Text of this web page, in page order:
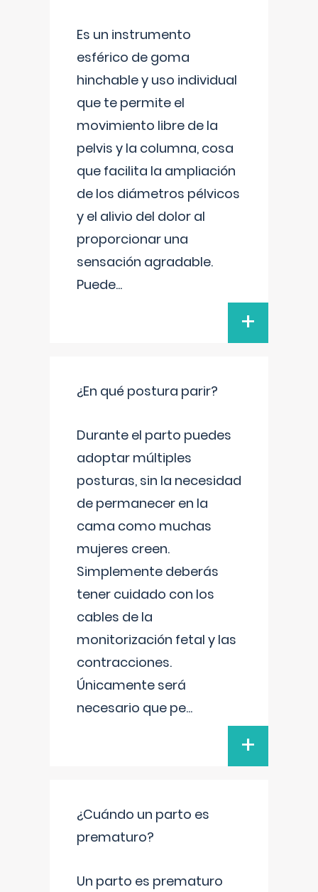
Es un instrumento
esférico de goma
hinchable y uso individual
que te permite el
movimiento libre de la
pelvis y la columna, cosa
que facilita la ampliación
de los diámetros pélvicos
y el alivio del dolor al
proporcionar una
sensación agradable.
Puede...
+
¿En qué postura parir?
Durante el parto puedes
adoptar múltiples
posturas, sin la necesidad
de permanecer en la
cama como muchas
mujeres creen.
Simplemente deberás
tener cuidado con los
cables de la
monitorización fetal y las
contracciones.
Únicamente será
necesario que pe...
+
¿Cuándo un parto es
prematuro?
Un parto es prematuro